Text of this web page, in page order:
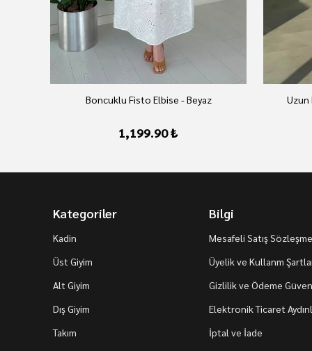
Boncuklu Fisto Elbise - Beyaz
1,199.90 ₺
Uzun
Kategoriler
Kadin
Üst Giyim
Alt Giyim
Dış Giyim
Takım
Bilgi
Mesafeli Satış
Üyelik ve Kullanm
Gizlilik ve Ödeme
Elektronik Ticaret
İptal ve İade